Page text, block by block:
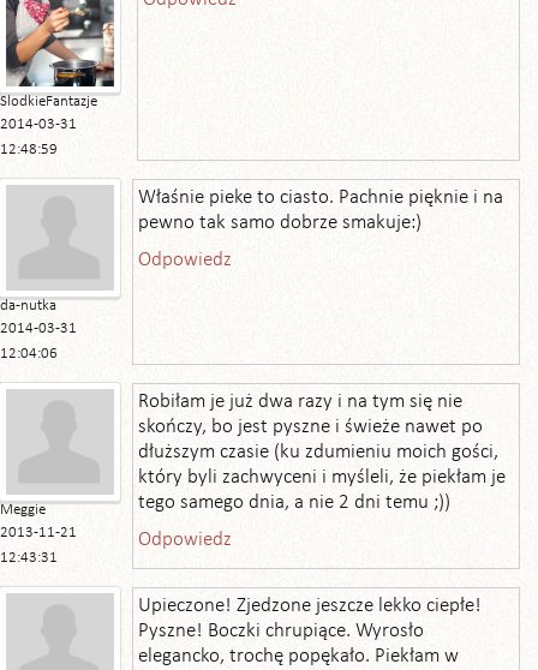
SlodkieFantazje
2014-03-31
12:48:59
da-nutka
2014-03-31
12:04:06
Właśnie pieke to ciasto. Pachnie pięknie i na
pewno tak samo dobrze smakuje:)
Odpowiedz
Meggie
2013-11-21
12:43:31
Robiłam je już dwa razy i na tym się nie
skończy, bo jest pyszne i świeże nawet po
dłuższym czasie (ku zdumieniu moich gości,
który byli zachwyceni i myśleli, że piekłam je
tego samego dnia, a nie 2 dni temu ;))
Odpowiedz
Upieczone! Zjedzone jeszcze lekko ciepłe!
Pyszne! Boczki chrupiące. Wyrosło
elegancko, trochę popękało. Piekłam w